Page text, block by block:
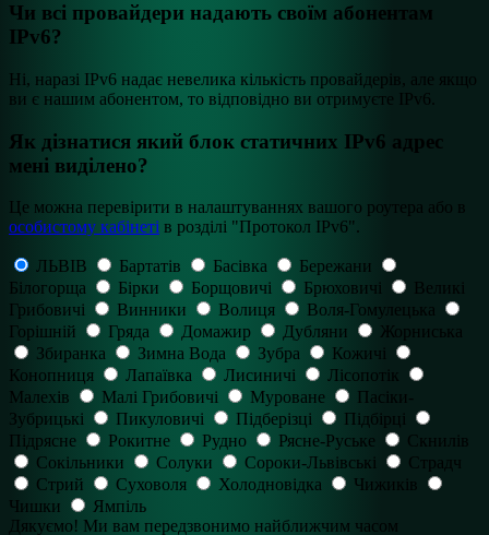
Чи всі провайдери надають своїм абонентам
IPv6?
Ні, наразі IPv6 надає невелика кількість провайдерів, але якщо
ви є нашим абонентом, то відповідно ви отримуєте IPv6.
Як дізнатися який блок статичних ІРv6 адрес
мені виділено?
Це можна перевірити в налаштуваннях вашого роутера або в
особистому кабінеті в розділі "Протокол IPv6".
ЛЬВІВ Бартатів Басівка
Бережани
Білогорща
Бірки Борщовичі Брюховичі
Великі
Грибовичі
Винники Волиця
Воля-Гомулецька
Горішній
Гряда Домажир Дубляни
Жорниська
Збиранка
Зимна Вода Зубра
Кожичі
Конопниця
Лапаївка Лисиничі
Лісопотік
Малехів
Малі Грибовичі Муроване
Пасіки-
Зубрицькі
Пикуловичі Підберізці
Підбірці
Підрясне
Рокитне Рудно Рясне-Руське
Скнилів
Сокільники
Солуки Сороки-Львівські
Страдч
Стрий
Суховоля Холодновідка
Чижиків
Чишки
Ямпіль
Дякуємо! Ми вам передзвонимо найближчим часом